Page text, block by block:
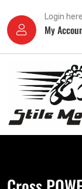
Login here
My